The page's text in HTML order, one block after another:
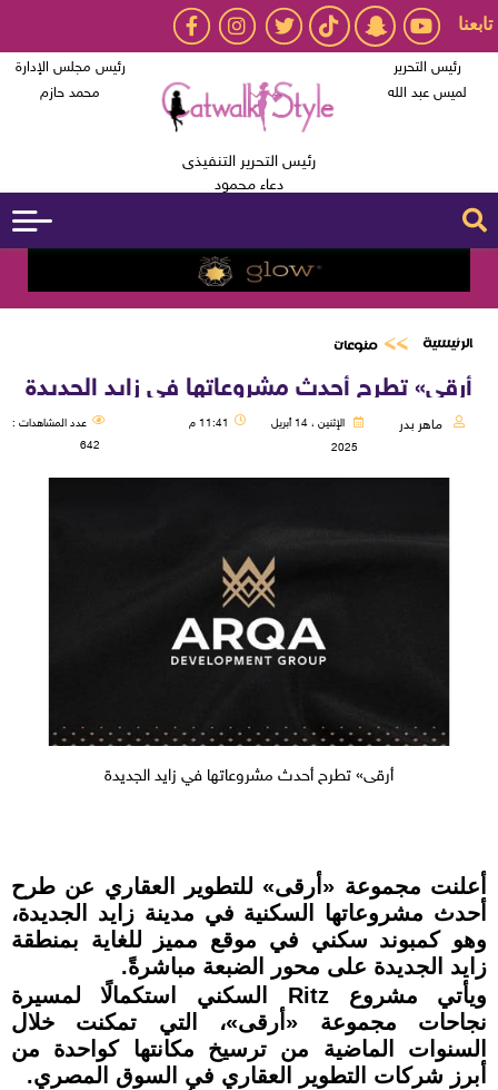
تابعنا
رئيس التحرير
لميس عبد الله
رئيس التحرير التنفيذى
دعاء محمود
رئيس مجلس الإدارة
محمد حازم
الرئيسية منوعات
أرقى» تطرح أحدث مشروعاتها في زايد الجديدة
ماهر بدر
الإثنين ، 14 أبريل
2025
11:41 م
عدد المشاهدات :
642
أرقى» تطرح أحدث مشروعاتها في زايد الجديدة
أعلنت مجموعة «أرقى» للتطوير العقاري عن طرح
أحدث مشروعاتها السكنية في مدينة زايد الجديدة،
وهو كمبوند سكني في موقع مميز للغاية بمنطقة
زايد الجديدة على محور الضبعة مباشرةً.
ويأتي مشروع Ritz السكني استكمالًا لمسيرة
نجاحات مجموعة «أرقى»، التي تمكنت خلال
السنوات الماضية من ترسيخ مكانتها كواحدة من
أبرز شركات التطوير العقاري في السوق المصري.